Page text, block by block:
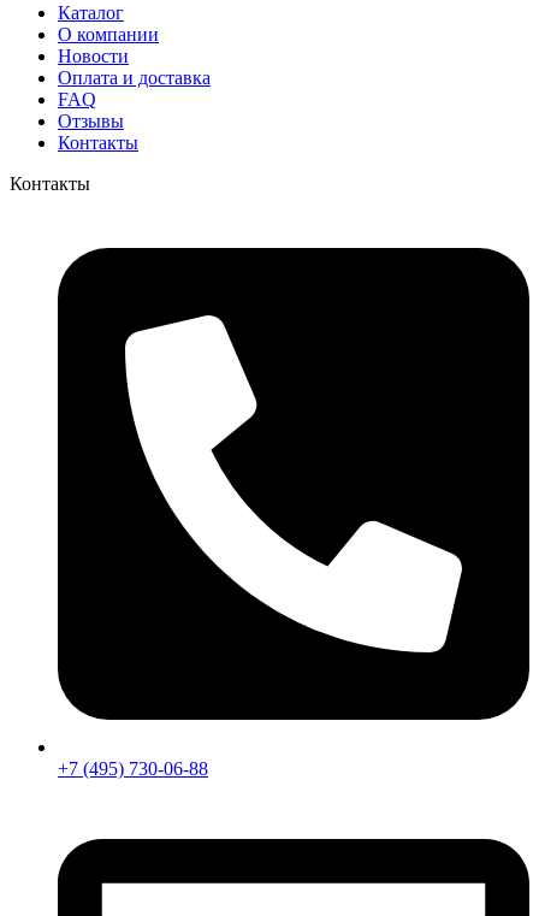
Каталог
О компании
Новости
Оплата и доставка
FAQ
Отзывы
Контакты
Контакты
+7 (495) 730-06-88